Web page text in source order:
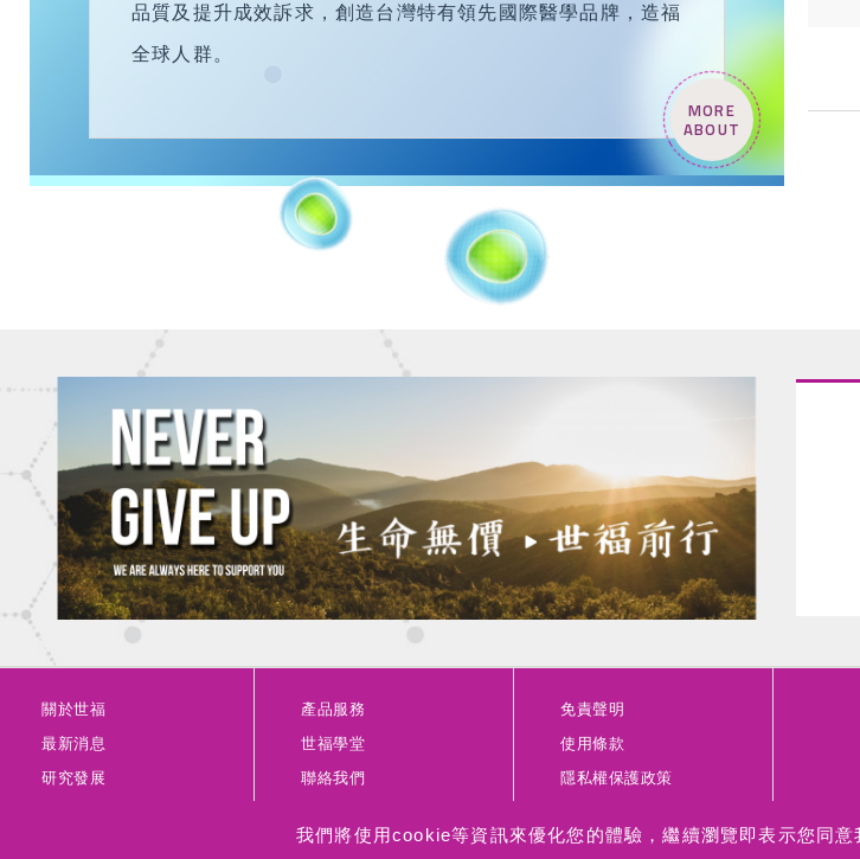
我們將使用cookie等資訊來優化您的體驗，繼續瀏覽即表示您同
品質及提升成效訴求，創造台灣特有領先國際醫學品牌，造福
全球人群。
MORE
ABOUT
關於世福
最新消息
研究發展
產品服務
世福學堂
聯絡我們
免責聲明
使用條款
隱私權保護政策
Copyright © Safe Save Medical Cell Sciences &